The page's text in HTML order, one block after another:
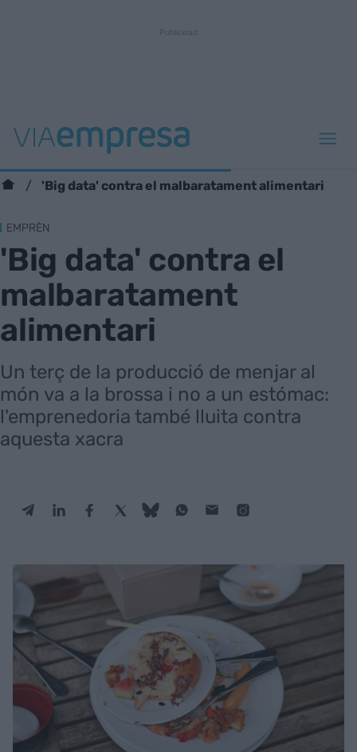
'Big data' contra el malbaratament alimentari
EMPRÈN
'Big data' contra el
malbaratament
alimentari
Un terç de la producció de menjar al
món va a la brossa i no a un estómac:
l'emprenedoria també lluita contra
aquesta xacra